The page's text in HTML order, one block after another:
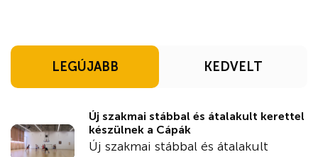
LEGÚJABB KEDVELT
Új szakmai stábbal és átalakult kerettel
készülnek a Cápák
Új szakmai stábbal és átalakult